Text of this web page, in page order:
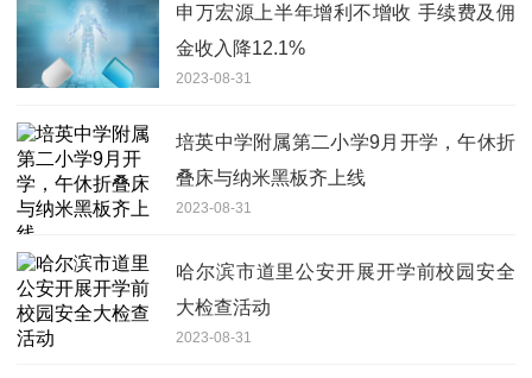
申万宏源上半年增利不增收 手续费及佣
金收入降12.1%
2023-08-31
培英中学附属第二小学9月开学，午休折
叠床与纳米黑板齐上线
2023-08-31
哈尔滨市道里公安开展开学前校园安全
大检查活动
2023-08-31